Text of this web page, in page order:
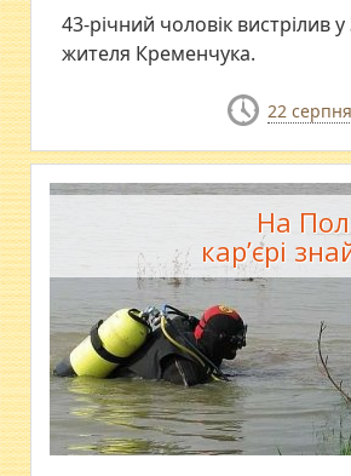
43-річний чоловік вистрілив
жителя Кременчука.
22
На
кар’єрі